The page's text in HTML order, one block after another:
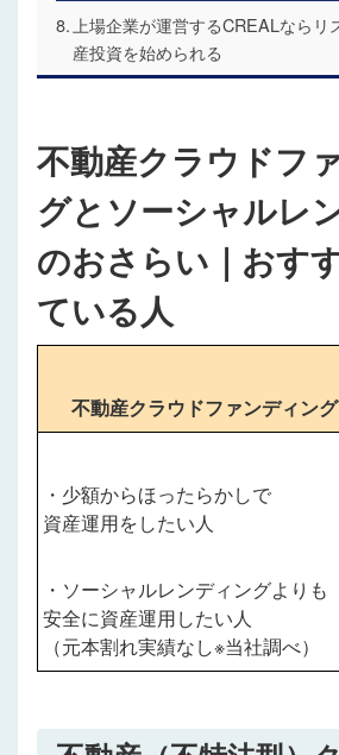
上場企業が運営するCREALならリ
産投資を始められる
不動産クラウドフ
グとソーシャルレ
のおさらい｜おす
ている人
不動産クラウドファンディング
・ 少額からほったらかし
資産運用をしたい人
・ソーシャルレンディングよりも
安全に資産運用したい人
（元本割れ実績なし※当社調べ）